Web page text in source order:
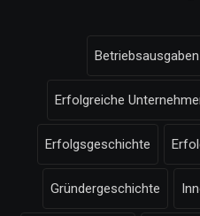
Betriebsausgaben
Erfolgreiche
Erfolgsgeschichte
Gründergeschichte